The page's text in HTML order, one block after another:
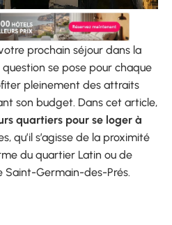
prochain séjour dans la
se pose pour chaque
pleinement des attraits
son budget. Dans cet article,
quartiers pour se loger à
qu’il s’agisse de la proximité
du quartier Latin ou de
Saint-Germain-des-Prés.